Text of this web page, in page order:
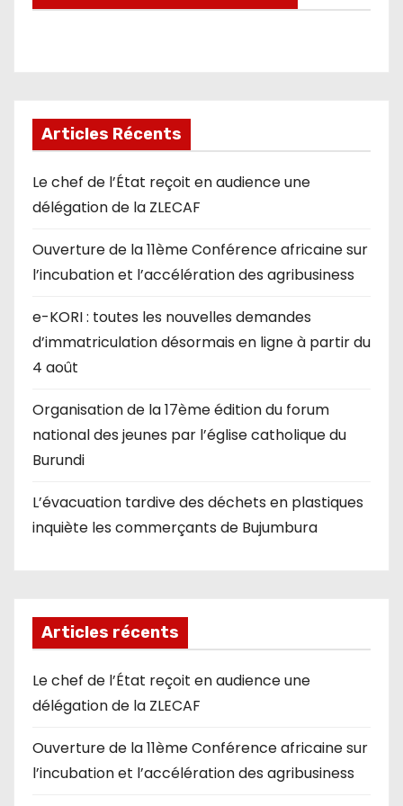
Articles Récents
Le chef de l’État reçoit en audience une
délégation de la ZLECAF
Ouverture de la 11ème Conférence africaine sur
l’incubation et l’accélération des agribusiness
e-KORI : toutes les nouvelles demandes
d’immatriculation désormais en ligne à partir du
4 août
Organisation de la 17ème édition du forum
national des jeunes par l’église catholique du
Burundi
L’évacuation tardive des déchets en plastiques
inquiète les commerçants de Bujumbura
Articles récents
Le chef de l’État reçoit en audience une
délégation de la ZLECAF
Ouverture de la 11ème Conférence africaine sur
l’incubation et l’accélération des agribusiness